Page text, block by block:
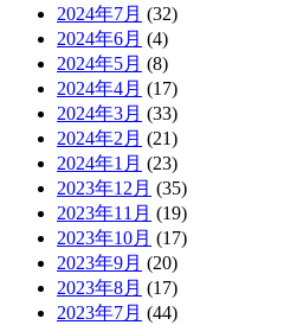
2024年7月 (32)
2024年6月 (4)
2024年5月 (8)
2024年4月 (17)
2024年3月 (33)
2024年2月 (21)
2024年1月 (23)
2023年12月 (35)
2023年11月 (19)
2023年10月 (17)
2023年9月 (20)
2023年8月 (17)
2023年7月 (44)